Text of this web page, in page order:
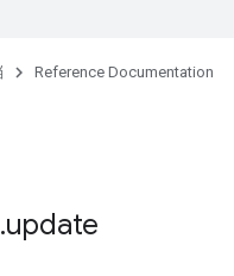
Reference Documentation
.update